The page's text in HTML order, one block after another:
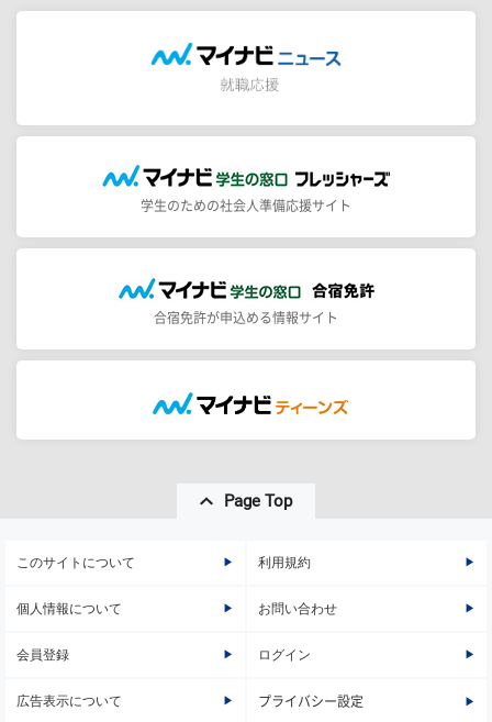
学生のための社会人準備応援サイト
合宿免許が申込める情報サイト
Page Top
このサイトについて 利用規約
個人情報について お問い合わせ
会員登録 ログイン
広告表示について プライバシー設定